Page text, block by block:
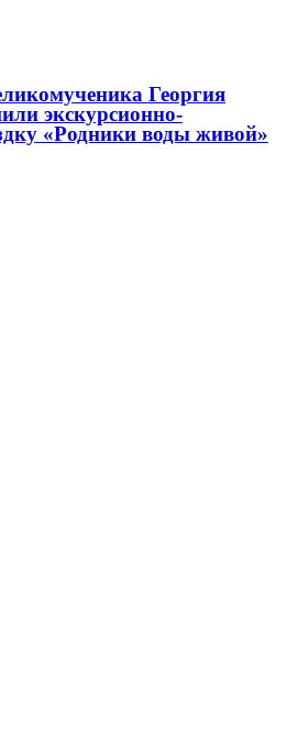
Георгия
экскурсионно-
«Родники воды живой»